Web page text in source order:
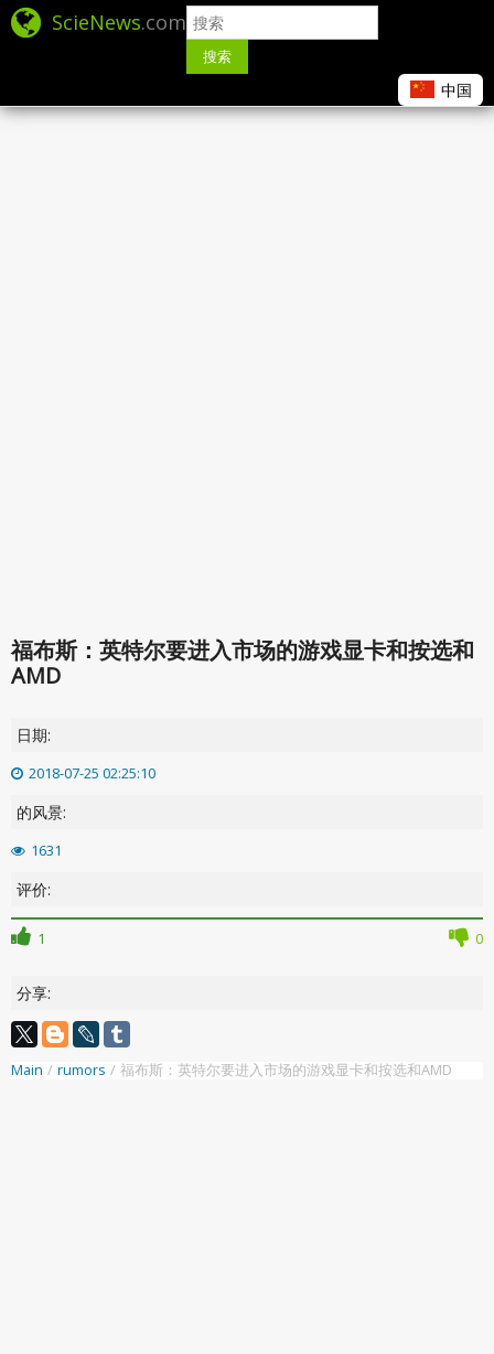
ScieNews.com
搜索
中国
福布斯：英特尔要进入市场的游戏显卡和按选和
AMD
日期:
2018-07-25 02:25:10
的风景:
1631
评价:
1 0
分享:
Main / rumors / 福布斯：英特尔要进入市场的游戏显卡和按选和AMD